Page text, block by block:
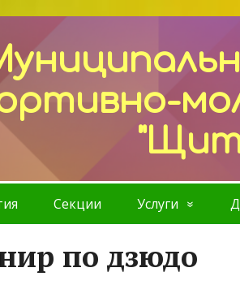
"Щит
Секции Услуги
по дзюдо